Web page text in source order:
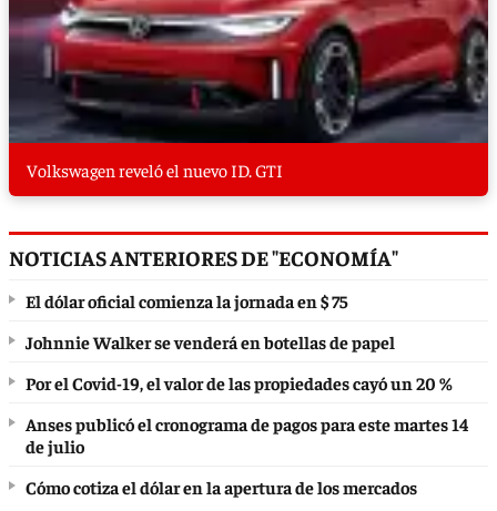
Volkswagen reveló el nuevo ID. GTI
NOTICIAS ANTERIORES DE "ECONOMÍA"
El dólar oficial comienza la jornada en $ 75
Johnnie Walker se venderá en botellas de papel
Por el Covid-19, el valor de las propiedades cayó un 20 %
Anses publicó el cronograma de pagos para este martes 14
de julio
Cómo cotiza el dólar en la apertura de los mercados